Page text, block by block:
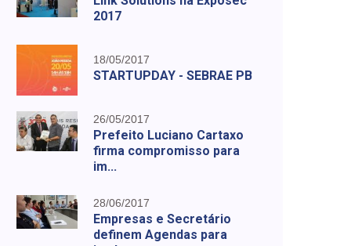
2017
18/05/2017
STARTUPDAY - SEBRAE PB
26/05/2017
Prefeito Luciano Cartaxo
firma compromisso para
im...
28/06/2017
Empresas e Secretário
definem Agendas para